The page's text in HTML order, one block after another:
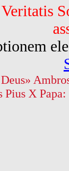
Pius X Papa: